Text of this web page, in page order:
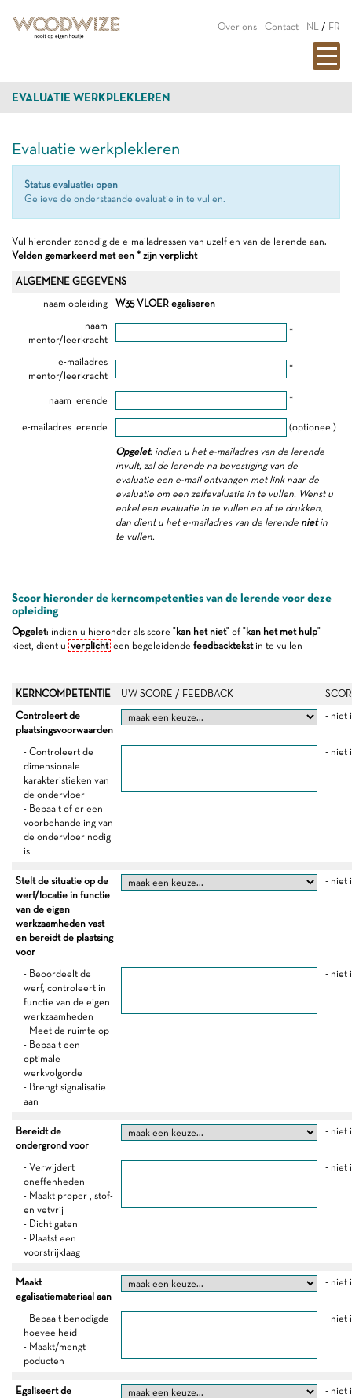
Over ons Contact NL / FR
EVALUATIE WERKPLEKLEREN
Evaluatie werkplekleren
Status evaluatie: open
Gelieve de onderstaande evaluatie in te vullen.
Vul hieronder zonodig de e-mailadressen van uzelf en van de lerende aan.
Velden gemarkeerd met een * zijn verplicht
ALGEMENE GEGEVENS
naam opleiding
W35 VLOER egaliseren
naam
mentor/leerkracht
*
e-mailadres
mentor/leerkracht
*
naam lerende *
e-mailadres lerende (optioneel)
Opgelet: indien u het e-mailadres van de lerende
invult, zal de lerende na bevestiging van de
evaluatie een e-mail ontvangen met link naar de
evaluatie om een zelfevaluatie in te vullen. Wenst u
enkel een evaluatie in te vullen en af te drukken,
dan dient u het e-mailadres van de lerende nietin
te vullen.
Scoor hieronder de kerncompetenties van de lerende voor deze
opleiding
Opgelet: indien u hieronder als score "kan het niet" of "kan het met hulp"
kiest, dient u verplicht een begeleidende feedbacktekstin te vullen
KERNCOMPETENTIE UW SCORE / FEEDBACK
Controleert de
plaatsingsvoorwaarden
- niet
- Controleert de
dimensionale
karakteristieken van
de ondervloer
- Bepaalt of er een
voorbehandeling van
de ondervloer nodig
is
- niet
Stelt de situatie op de
werf/locatie in functie
van de eigen
werkzaamheden vast
en bereidt de plaatsing
voor
- niet
- Beoordeelt de
werf, controleert in
functie van de eigen
werkzaamheden
- Meet de ruimte op
- Bepaalt een
optimale
werkvolgorde
- Brengt signalisatie
aan
- niet
Bereidt de
ondergrond voor
- niet
- Verwijdert
oneffenheden
- Maakt proper , stof-
en vetvrij
- Dicht gaten
- Plaatst een
voorstrijklaag
- niet
Maakt
egalisatiemateriaal aan
- niet
- Bepaalt benodigde
hoeveelheid
- Maakt/mengt
poducten
- niet
Egaliseert de
- niet